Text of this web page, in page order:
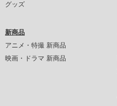
グッズ
新商品
アニメ・特撮 新商品
映画・ドラマ 新商品